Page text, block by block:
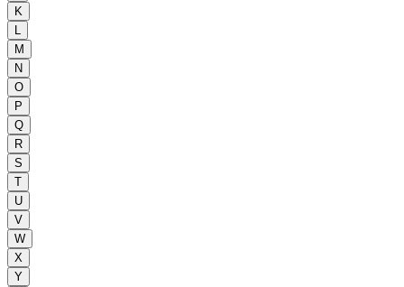
K
M
N
O
P
Q
R
S
T
U
V
W
X
Y